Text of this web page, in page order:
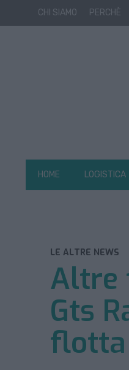
CHI SIAMO PERCHÈ
HOME LOGISTICA
LE ALTRE NEWS
Altre
Gts